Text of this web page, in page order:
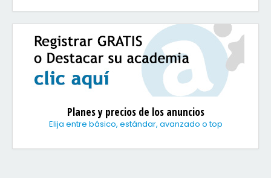
Planes y precios de los anuncios
Elija entre básico, estándar, avanzado o top